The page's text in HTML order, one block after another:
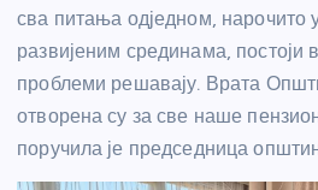
сва питања одједном,
развијеним срединама, постоји
проблеми решавају. Врата
отворена су за све наше
поручила је председница